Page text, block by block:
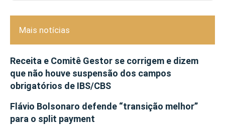
Mais notícias
Receita e Comitê Gestor se corrigem e dizem
que não houve suspensão dos campos
obrigatórios de IBS/CBS
Flávio Bolsonaro defende “transição melhor”
para o split payment